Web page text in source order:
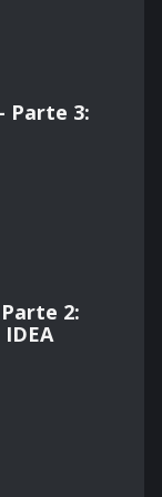
Parte 3:
2: